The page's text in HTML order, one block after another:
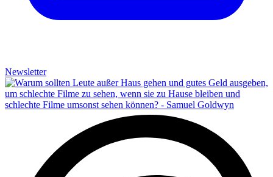
Newsletter